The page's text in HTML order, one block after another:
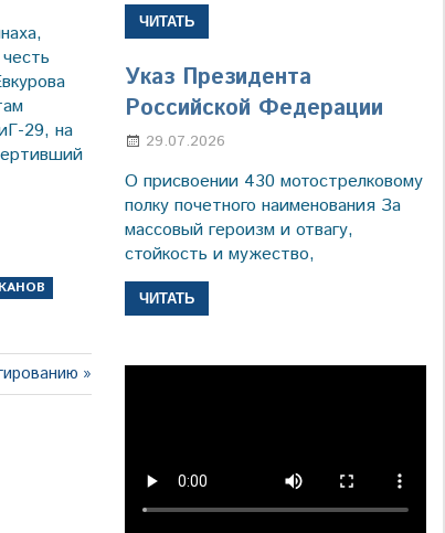
29, на
ЧИТАТЬ
Указ Президента
Российской Федерации
29.07.2026
О присвоении 430 мотострелковому
полку почетного наименования За
массовый героизм и отвагу,
стойкость и мужество,
ЧИТАТЬ